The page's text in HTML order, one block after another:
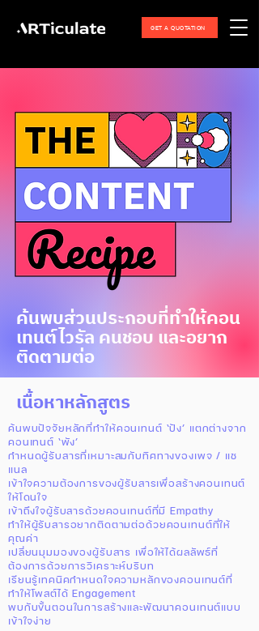
GET A QUOTATION
ค้นพบส่วนประกอบที่ทำให้คอน
เทนต์ไวรัล คนชอบ และอยาก
ติดตามต่อ
เนื้อหาหลักสูตร
ค้นพบปัจจัยหลักที่ทำให้คอนเทนต์ ‘ปัง’ แตกต่างจาก
คอนเทนต์ ‘พัง’
กำหนดผู้รับสารที่เหมาะสมกับทิศทางของเพจ / แช
แนล
เข้าใจความต้องการของผู้รับสารเพื่อสร้างคอนเทนต์
ให้โดนใจ
เข้าถึงใจผู้รับสารด้วยคอนเทนต์ที่มี Empathy
ทำให้ผู้รับสารอยากติดตามต่อด้วยคอนเทนต์ที่ให้
คุณค่า
เปลี่ยนมุมมองของผู้รับสาร เพื่อให้ได้ผลลัพธ์ที่
ต้องการด้วยการวิเคราะห์บริบท
เรียนรู้เทคนิคกำหนดใจความหลักของคอนเทนต์ที่
ทำให้โพสต์ได้ Engagement
พบกับขั้นตอนในการสร้างและพัฒนาคอนเทนต์แบบ
เข้าใจง่าย